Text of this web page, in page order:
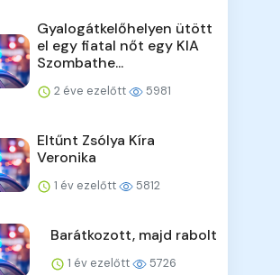
Gyalogátkelőhelyen ütött
el egy fiatal nőt egy KIA
Szombathe...
2 éve ezelőtt 5981
Eltűnt Zsólya Kíra
Veronika
1 év ezelőtt 5812
Barátkozott, majd rabolt
1 év ezelőtt 5726